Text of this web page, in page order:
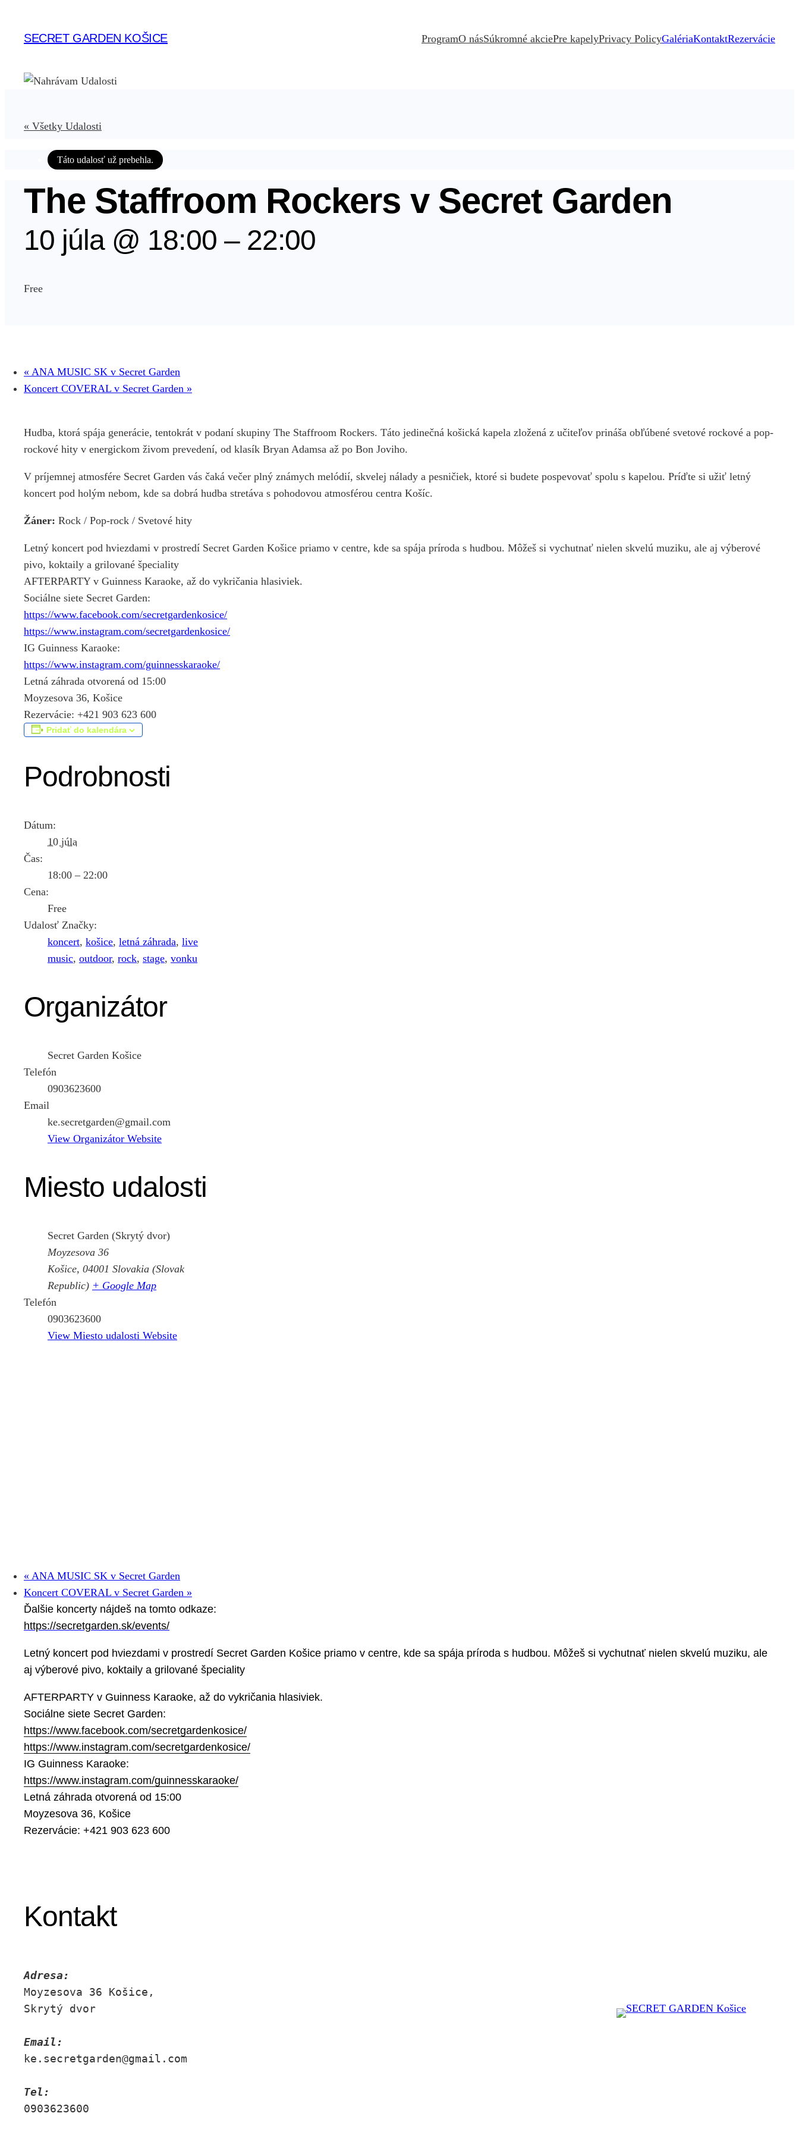
SECRET GARDEN KOŠICE ProgramO násSúkromné akciePre kapelyPrivacy PolicyGalériaKontaktRezervácie
« Všetky Udalosti
Táto udalosť už prebehla.
The Staffroom Rockers v Secret Garden
10 júla @ 18:00 – 22:00
Free
« ANA MUSIC SK v Secret Garden
Koncert COVERAL v Secret Garden »
Hudba, ktorá spája generácie, tentokrát v podaní skupiny The Staffroom Rockers. Táto jedinečná košická kapela zložená z učiteľov prináša obľúbené svetové rockové a pop-
rockové hity v energickom živom prevedení, od klasík Bryan Adamsa až po Bon Joviho.
V príjemnej atmosfére Secret Garden vás čaká večer plný známych melódií, skvelej nálady a pesničiek, ktoré si budete pospevovať spolu s kapelou. Príďte si užiť letný
koncert pod holým nebom, kde sa dobrá hudba stretáva s pohodovou atmosférou centra Košíc.
Žáner: Rock / Pop-rock / Svetové hity
Letný koncert pod hviezdami v prostredí Secret Garden Košice priamo v centre, kde sa spája príroda s hudbou. Môžeš si vychutnať nielen skvelú muziku, ale aj výberové
pivo, koktaily a grilované špeciality
AFTERPARTY v Guinness Karaoke, až do vykričania hlasiviek.
Sociálne siete Secret Garden:
https://www.facebook.com/secretgardenkosice/
https://www.instagram.com/secretgardenkosice/
IG Guinness Karaoke:
https://www.instagram.com/guinnesskaraoke/
Letná záhrada otvorená od 15:00
Moyzesova 36, Košice
Rezervácie: +421 903 623 600
Pridať do kalendára
Podrobnosti
Dátum:
10 júla
Čas:
18:00 – 22:00
Cena:
Free
Udalosť Značky:
koncert, košice, letná záhrada, live
music, outdoor, rock, stage, vonku
Organizátor
Secret Garden Košice
Telefón
0903623600
Email
ke.secretgarden@gmail.com
View Organizátor Website
Miesto udalosti
Secret Garden (Skrytý dvor)
Moyzesova 36
Košice, 04001 Slovakia (Slovak
Republic) + Google Map
Telefón
0903623600
View Miesto udalosti Website
« ANA MUSIC SK v Secret Garden
Koncert COVERAL v Secret Garden »
Ďalšie koncerty nájdeš na tomto odkaze:
https://secretgarden.sk/events/
Letný koncert pod hviezdami v prostredí Secret Garden Košice priamo v centre, kde sa spája príroda s hudbou. Môžeš si vychutnať nielen skvelú muziku, ale
aj výberové pivo, koktaily a grilované špeciality
AFTERPARTY v Guinness Karaoke, až do vykričania hlasiviek.
Sociálne siete Secret Garden:
https://www.facebook.com/secretgardenkosice/
https://www.instagram.com/secretgardenkosice/
IG Guinness Karaoke:
https://www.instagram.com/guinnesskaraoke/
Letná záhrada otvorená od 15:00
Moyzesova 36, Košice
Rezervácie: +421 903 623 600
Kontakt
Adresa:
Moyzesova 36 Košice,
Skrytý dvor
Email:
ke.secretgarden@gmail.com
Tel:
0903623600